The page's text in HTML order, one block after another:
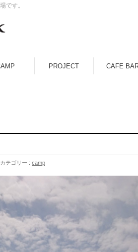
です。
PROJECT CAFE
カテゴリー : camp